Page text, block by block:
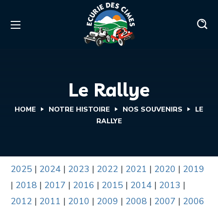
Le Rallye
HOME NOTRE HISTOIRE NOS SOUVENIRS
LE
RALLYE
2025 | 2024 | 2023 | 2022 | 2021 | 2020 | 2019
| 2018 | 2017 | 2016 | 2015 | 2014 | 2013 |
2012 | 2011 | 2010 | 2009 | 2008 | 2007 | 2006